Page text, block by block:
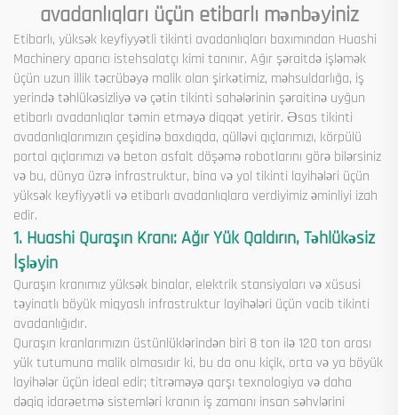
avadanlıqları üçün etibarlı mənbəyiniz
Etibarlı, yüksək keyfiyyətli tikinti avadanlıqları baxımından Huashi
Machinery aparıcı istehsalatçı kimi tanınır. Ağır şəraitdə işləmək
üçün uzun illik təcrübəyə malik olan şirkətimiz, məhsuldarlığa, iş
yerində təhlükəsizliyə və çətin tikinti sahələrinin şəraitinə uyğun
etibarlı avadanlıqlar təmin etməyə diqqət yetirir. Əsas tikinti
avadanlıqlarımızın çeşidinə baxdıqda, qülləvi qıçlarımızı, körpülü
portal qıçlarımızı və beton asfalt döşəmə robotlarını görə bilərsiniz
və bu, dünya üzrə infrastruktur, bina və yol tikinti layihələri üçün
yüksək keyfiyyətli və etibarlı avadanlıqlara verdiyimiz əminliyi izah
edir.
1. Huashi Quraşın Kranı: Ağır Yük Qaldırın, Təhlükəsiz
İşləyin
Quraşın kranımız yüksək binalar, elektrik stansiyaları və xüsusi
təyinatlı böyük miqyaslı infrastruktur layihələri üçün vacib tikinti
avadanlığıdır.
Quraşın kranlarımızın üstünlüklərindən biri 8 ton ilə 120 ton arası
yük tutumuna malik olmasıdır ki, bu da onu kiçik, orta və ya böyük
layihələr üçün ideal edir; titrəməyə qarşı texnologiya və daha
dəqiq idarəetmə sistemləri kranın iş zamanı insan səhvlərini